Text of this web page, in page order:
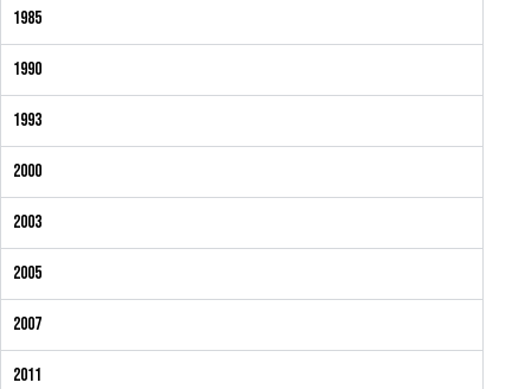
1985
1990
1993
2000
2003
2005
2007
2011